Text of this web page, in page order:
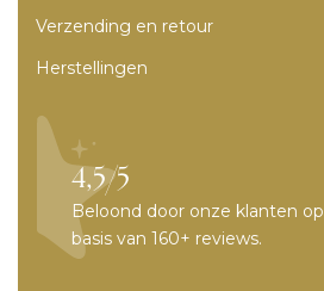
Verzending en retour
Herstellingen
4,5/5
Beloond door onze klanten op
basis van 160+ reviews.